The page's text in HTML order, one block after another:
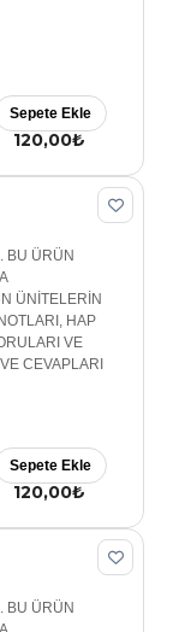
120,00₺
Sepete Ekle
BU ÜRÜN
ÜNİTELERİN
HAP
VE
CEVAPLARI
120,00₺
Sepete Ekle
BU ÜRÜN